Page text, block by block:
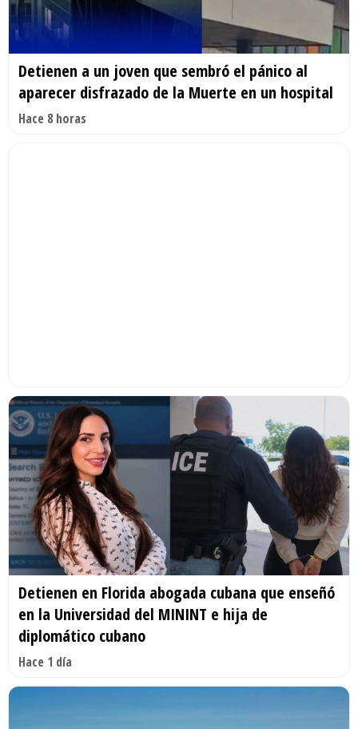
Detienen a un joven que sembró el pánico al
aparecer disfrazado de la Muerte en un hospital
Hace 8 horas
Detienen en Florida abogada cubana que enseñó
en la Universidad del MININT e hija de
diplomático cubano
Hace 1 día